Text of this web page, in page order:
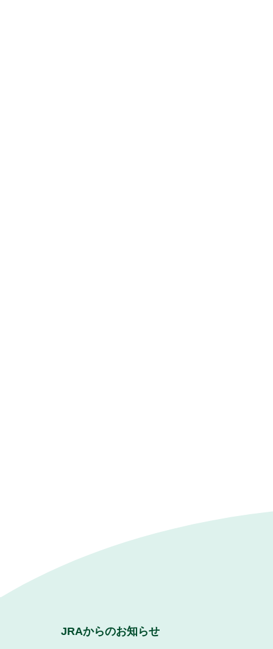
JRAからのお知らせ